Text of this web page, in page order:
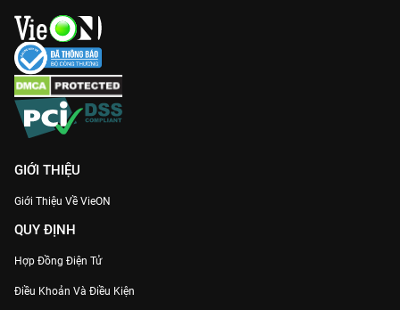
GIỚI THIỆU
Giới Thiệu Về VieON
QUY ĐỊNH
Hợp Đồng Điện Tử
Điều Khoản Và Điều Kiện